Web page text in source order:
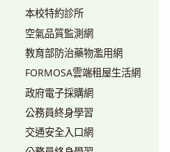
本校特約診所
空氣品質監測網
教育部防治藥物濫用網
FORMOSA雲端租屋生活網
政府電子採購網
公務員終身學習
交通安全入口網